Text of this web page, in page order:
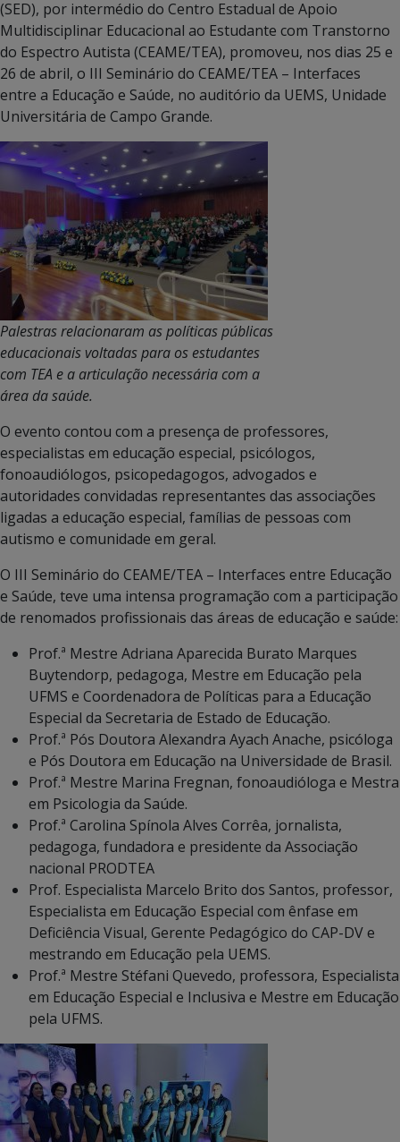
(SED), por intermédio do Centro Estadual de Apoio
Multidisciplinar Educacional ao Estudante com Transtorno
do Espectro Autista (CEAME/TEA), promoveu, nos dias 25 e
26 de abril, o III Seminário do CEAME/TEA – Interfaces
entre a Educação e Saúde, no auditório da UEMS, Unidade
Universitária de Campo Grande.
Palestras relacionaram as políticas públicas
educacionais voltadas para os estudantes
com TEA e a articulação necessária com a
área da saúde.
O evento contou com a presença de professores,
especialistas em educação especial, psicólogos,
fonoaudiólogos, psicopedagogos, advogados e
autoridades convidadas representantes das associações
ligadas a educação especial, famílias de pessoas com
autismo e comunidade em geral.
O III Seminário do CEAME/TEA – Interfaces entre Educação
e Saúde, teve uma intensa programação com a participação
de renomados profissionais das áreas de educação e saúde:
Prof.ª Mestre Adriana Aparecida Burato Marques
Buytendorp, pedagoga, Mestre em Educação pela
UFMS e Coordenadora de Políticas para a Educação
Especial da Secretaria de Estado de Educação.
Prof.ª Pós Doutora Alexandra Ayach Anache, psicóloga
e Pós Doutora em Educação na Universidade de Brasil.
Prof.ª Mestre Marina Fregnan, fonoaudióloga e Mestra
em Psicologia da Saúde.
Prof.ª Carolina Spínola Alves Corrêa, jornalista,
pedagoga, fundadora e presidente da Associação
nacional PRODTEA
Prof. Especialista Marcelo Brito dos Santos, professor,
Especialista em Educação Especial com ênfase em
Deficiência Visual, Gerente Pedagógico do CAP-DV e
mestrando em Educação pela UEMS.
Prof.ª Mestre Stéfani Quevedo, professora, Especialista
em Educação Especial e Inclusiva e Mestre em Educação
pela UFMS.